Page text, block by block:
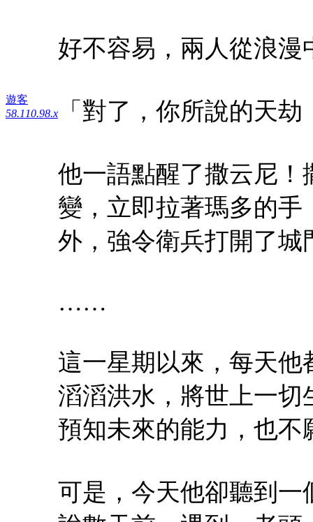
遊客
58.110.98.x
好不容易，兩人從浪漫
「對了，你所說的天
他一語點醒了撒云尼
變，立即拉著瑪多的
外，強令衛兵打開了城
……
這一星期以來，每天
滔滔洪水，將世上一
預知未來的能力，也
可是，今天他卻聽到